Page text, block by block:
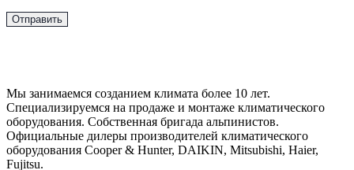
Мы занимаемся созданием климата более 10 лет.
Специализируемся на продаже и монтаже климатического
оборудования. Собственная бригада альпинистов.
Официальные дилеры производителей климатического
оборудования Cooper & Hunter, DAIKIN, Mitsubishi, Haier,
Fujitsu.